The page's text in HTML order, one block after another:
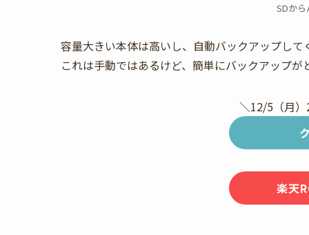
SDか
容量大きい本体は高いし、自動バックアップし
これは手動ではあるけど、簡単にバックアップ
＼12/5（月
楽天